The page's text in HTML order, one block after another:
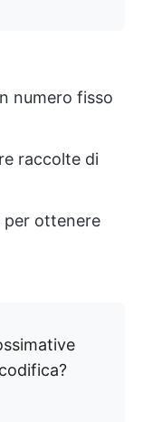
numero fisso
raccolte di
per ottenere